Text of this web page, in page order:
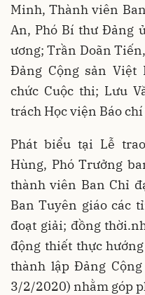
Minh, Thành viên
An, Phó Bí thư Đảng
ương; Trần Doãn
Đảng Cộng sản Việt
chức Cuộc thi; Lưu
trách Học viện Báo
Phát biểu tại Lễ
Hùng, Phó Trưởng
thành viên Ban Chỉ
Ban Tuyên giáo các
đoạt giải; đồng
động thiết thực
thành lập Đảng
3/2/2020) nhằm góp